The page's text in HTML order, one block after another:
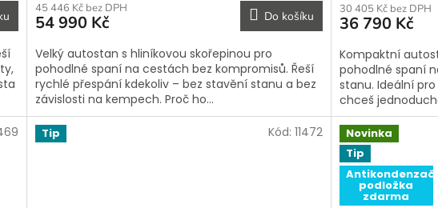
45 446 Kč bez DPH
54 990 Kč Do košíku
Velký autostan s hliníkovou skořepinou pro
pohodlné spaní na cestách bez kompromisů. Řeší
rychlé přespání kdekoliv – bez stavění stanu a bez
závislosti na kempech. Proč ho...
30 405 Kč bez DPH
36 790 Kč
Kompaktní
pohodlné spaní
stanu. Ideální
chceš
Tip Kód: 11472
Novinka
Tip
Antikondenzační
podložka
zdarma